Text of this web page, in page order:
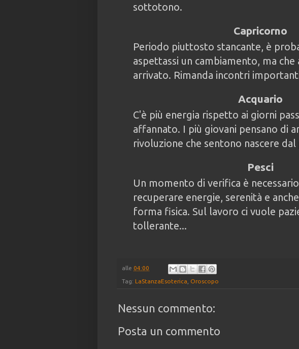
sottotono.
Capricorno
Periodo piuttosto stancante, è
aspettassi un cambiamento, ma che
arrivato. Rimanda incontri
Acquario
C'è più energia rispetto ai giorni
affannato. I più giovani pensano di
rivoluzione che sentono nascere
Pesci
Un momento di verifica è
recuperare energie, serenità e
forma fisica. Sul lavoro ci vuole
tollerante...
alle 04:00
Tag: LaStanzaEsoterica Oroscopo
Nessun commento:
Posta un commento